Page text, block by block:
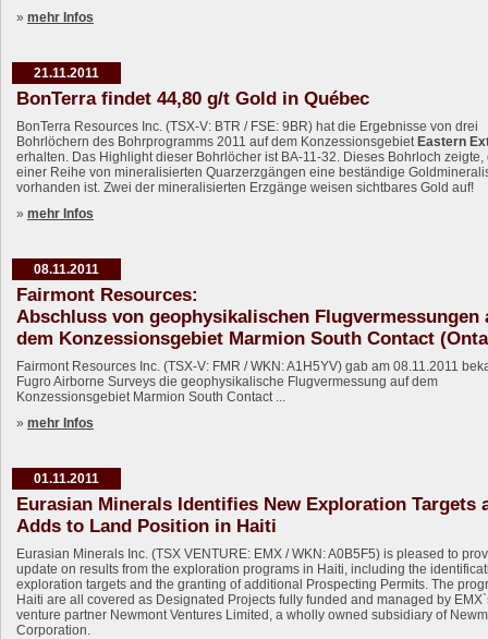
» mehr Infos
21.11.2011
BonTerra findet 44,80 g/t Gold in Québec
BonTerra Resources Inc. (TSX-V: BTR / FSE: 9BR) hat die Ergebnisse von drei
Bohrlöchern des Bohrprogramms 2011 auf dem Konzessionsgebiet Eastern
erhalten. Das Highlight dieser Bohrlöcher ist BA-11-32. Dieses Bohrloch zeigte,
einer Reihe von mineralisierten Quarzerzgängen eine beständige
vorhanden ist. Zwei der mineralisierten Erzgänge weisen sichtbares Gold auf!
» mehr Infos
08.11.2011
Fairmont Resources:
Abschluss von geophysikalischen Flugvermessungen
dem Konzessionsgebiet Marmion South Contact
Fairmont Resources Inc. (TSX-V: FMR / WKN: A1H5YV) gab am 08.11.2011
Fugro Airborne Surveys die geophysikalische Flugvermessung auf dem
Konzessionsgebiet Marmion South Contact ...
» mehr Infos
01.11.2011
Eurasian Minerals Identifies New Exploration Targets
Adds to Land Position in Haiti
Eurasian Minerals Inc. (TSX VENTURE: EMX / WKN: A0B5F5) is pleased to
update on results from the exploration programs in Haiti, including the
exploration targets and the granting of additional Prospecting Permits. The
Haiti are all covered as Designated Projects fully funded and managed by
venture partner Newmont Ventures Limited, a wholly owned subsidiary of
Corporation.